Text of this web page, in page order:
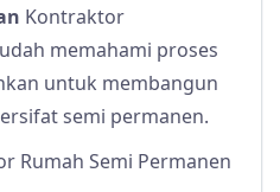
Kontraktor
memahami proses
untuk membangun
semi permanen.
Rumah Semi Permanen